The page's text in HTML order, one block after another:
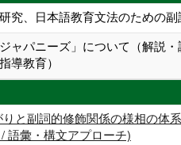
究、日本語教育文法のための
ャパニーズ」について（解説
導教育）
と副詞的修飾関係の様相の体
語彙・構文アプローチ)